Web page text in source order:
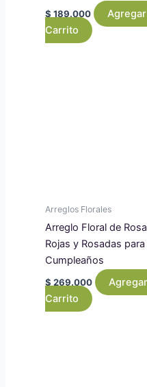
$ 189.000
Carrito
Arreglos Florales
Arreglo Floral de
Rojas y Rosadas para
Cumpleaños
$ 269.000
Carrito